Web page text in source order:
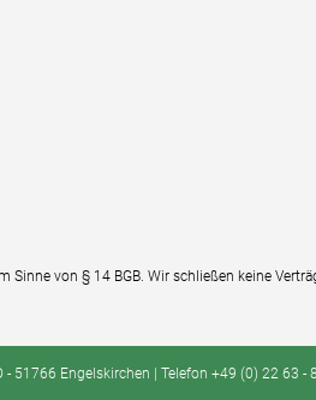
von § 14 BGB. Wir schließen keine
- 51766 Engelskirchen | Telefon +49 (0) 22